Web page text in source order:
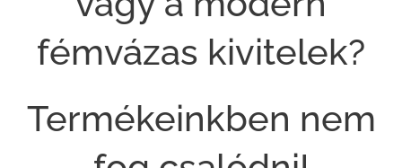
fémvázas kivitelek?
Termékeinkben nem